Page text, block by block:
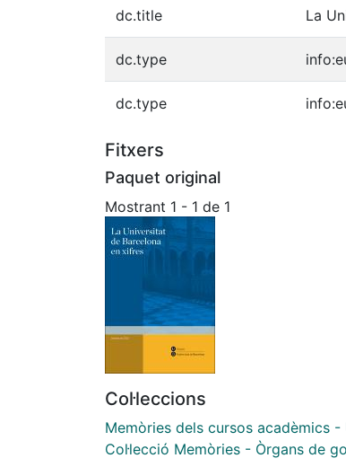
dc.title La
dc.type
dc.type
Fitxers
Paquet original
Mostrant 1 - 1 de 1
Col·leccions
Memòries dels cursos acadèmics
Col·lecció Memòries - Òrgans de